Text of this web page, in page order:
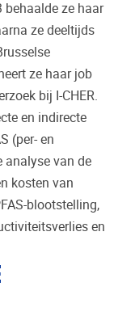
behaalde ze haar
ze deeltijds
ze haar job
bij I-CHER.
en indirecte
(per- en
van de
kosten van
blootstelling,
en